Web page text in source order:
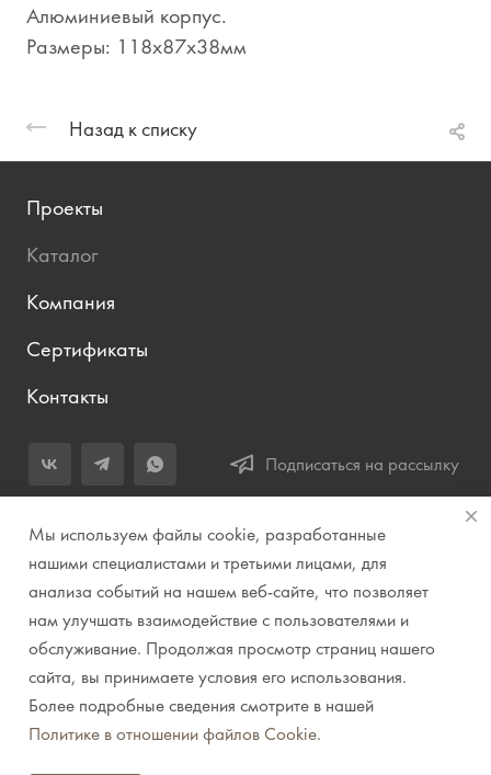
Алюминиевый корпус.
Размеры: 118x87x38мм
Назад к списку
Проекты
Каталог
Компания
Сертификаты
Контакты
Подписаться на рассылку
+7 (343) 283-04-11
Заказать звонок
info@prirodazvuka.ru
620144, г. Екатеринбург, ул. Хохрякова, д. 98, салон 27, ТЦ
«Весенний», 2 этаж, Центральный вход с ул. Куйбышева
© 2007-2026 Компания "Природа звука" // Звук. Свет.
Видео. Комплексные решения. Музыкальные
Мы используем файлы cookie, разработанные
нашими специалистами и третьими лицами, для
анализа событий на нашем веб-сайте, что позволяет
нам улучшать взаимодействие с пользователями и
обслуживание. Продолжая просмотр страниц нашего
сайта, вы принимаете условия его использования.
Более подробные сведения смотрите в нашей
Политике в отношении файлов Cookie.